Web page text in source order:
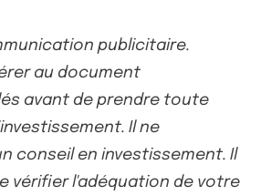
publicitaire.
au document
avant de prendre toute
Il ne
conseil en investissement. Il
vérifier l'adéquation de votre